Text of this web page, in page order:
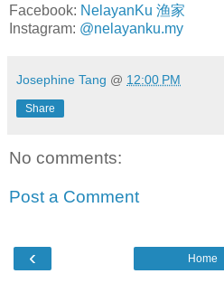
Facebook: NelayanKu 渔家
Instagram: @nelayanku.my
Josephine Tang @ 12:00 PM
Share
No comments:
Post a Comment
‹ Home